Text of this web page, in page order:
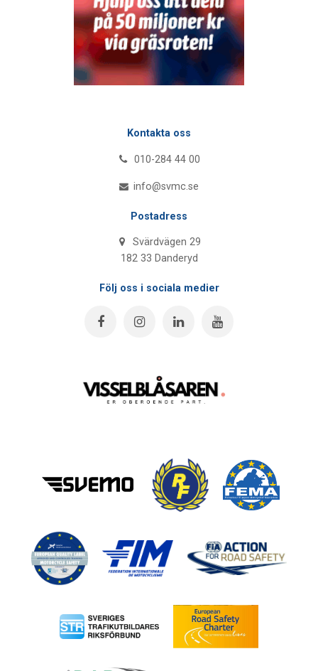
Kontakta oss
010-284 44 00
info@svmc.se
Postadress
Svärdvägen 29
182 33 Danderyd
Följ oss i sociala medier